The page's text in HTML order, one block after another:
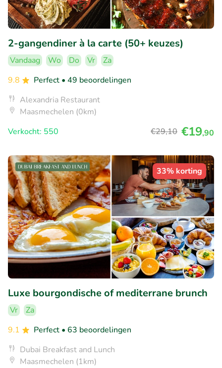
2-gangendiner à la carte (50+ keuzes)
Vandaag Wo Do Vr
Za
9.8
Perfect • 49 beoordelingen
Alexandria Restaurant
Maasmechelen (0km)
Verkocht: 550
€29,10 €19,90
33% korting
Luxe bourgondische of mediterrane brunch
Vr
Za
9.1
Perfect • 63 beoordelingen
Dubai Breakfast and Lunch
Maasmechelen (1km)